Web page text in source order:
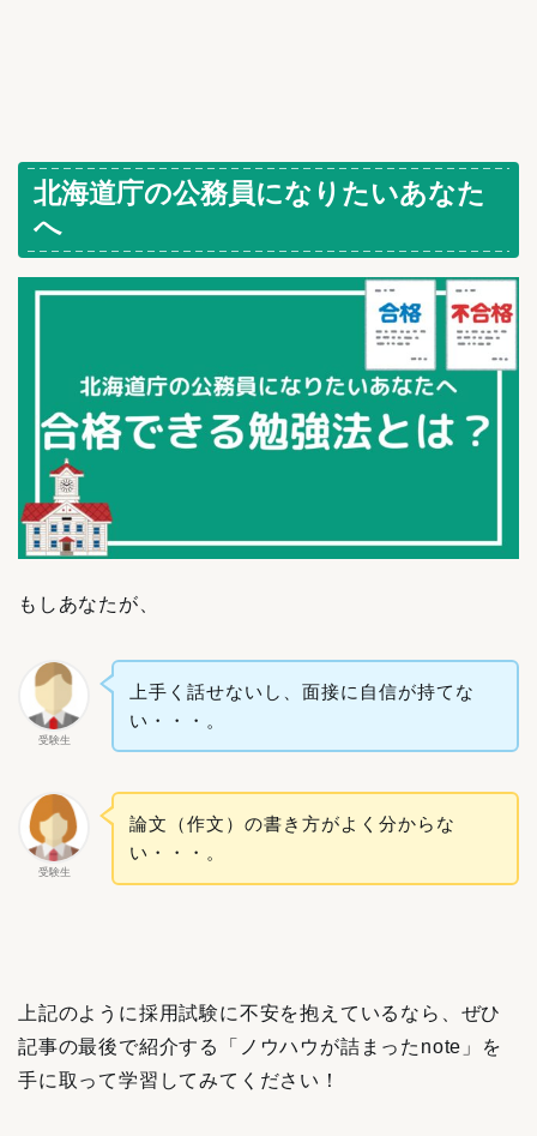
北海道庁の公務員になりたいあなた
へ
もしあなたが、
受験生
上手く話せないし、面接に自信が持てな
い・・・。
受験生
論文（作文）の書き方がよく分からな
い・・・。
上記のように採用試験に不安を抱えているなら、ぜひ
記事の最後で紹介する「ノウハウが詰まったnote」を
手に取って学習してみてください！